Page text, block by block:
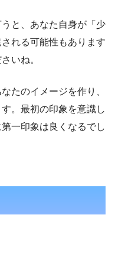
と、あなた自身が「少
れる可能性もあります
いね。
たのイメージを作り、
。最初の印象を意識し
一印象は良くなるでし